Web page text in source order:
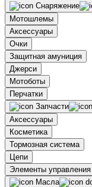
Снаряжение
Мотошлемы
Аксессуары
Очки
Защитная амуниция
Джерси
Мотоботы
Перчатки
Запчасти
Аксессуары
Косметика
Тормозная система
Цепи
Элементы управления
Масла